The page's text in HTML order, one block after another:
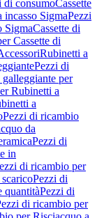
di consumoCassette
incasso SigmaPezzi
SigmaCassette di
Cassette di
Rubinetti a
Pezzi di
per
Rubinetti a
a
Pezzi di ricambio
da
Pezzi di
in
di ricambio per
Pezzi di
quantitàPezzi di
di ricambio per